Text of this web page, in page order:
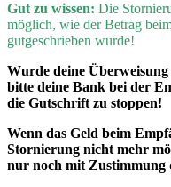
Gut zu wissen: Die
möglich, wie der Betrag
gutgeschrieben wurde!
Wurde deine
bitte deine Bank bei der
die Gutschrift zu stoppen!
Wenn das Geld beim
Stornierung nicht mehr
nur noch mit Zustimmung